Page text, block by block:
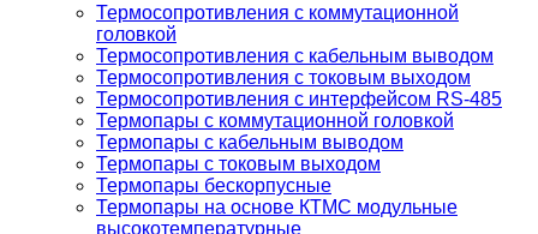
Термосопротивления с коммутационной
головкой
Термосопротивления с кабельным выводом
Термосопротивления с токовым выходом
Термосопротивления с интерфейсом RS-485
Термопары с коммутационной головкой
Термопары с кабельным выводом
Термопары с токовым выходом
Термопары бескорпусные
Термопары на основе КТМС модульные
высокотемпературные